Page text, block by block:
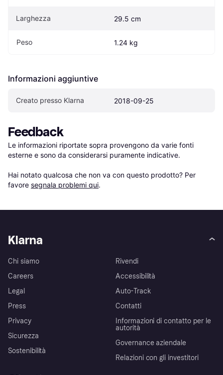
Larghezza 29.5 cm
Peso 1.24 kg
Informazioni aggiuntive
Creato presso Klarna 2018-09-25
Feedback
Le informazioni riportate sopra provengono da varie fonti
esterne e sono da considerarsi puramente indicative.
Hai notato qualcosa che non va con questo prodotto? Per
favore segnala problemi qui.
Klarna
Chi siamo
Careers
Legal
Press
Privacy
Sicurezza
Sostenibilità
Rivendi
Accessibilità
Auto-Track
Contatti
Informazioni di contatto per le
autorità
Governance aziendale
Relazioni con gli investitori